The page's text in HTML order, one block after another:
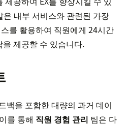
내부 서비스와 관련된 가장
를 활용하여 직원에게 24시간
제공할 수 있습니다.
백을 포함한 대량의 과거 데이
를 통해 직원 경험 관리 팀은 다